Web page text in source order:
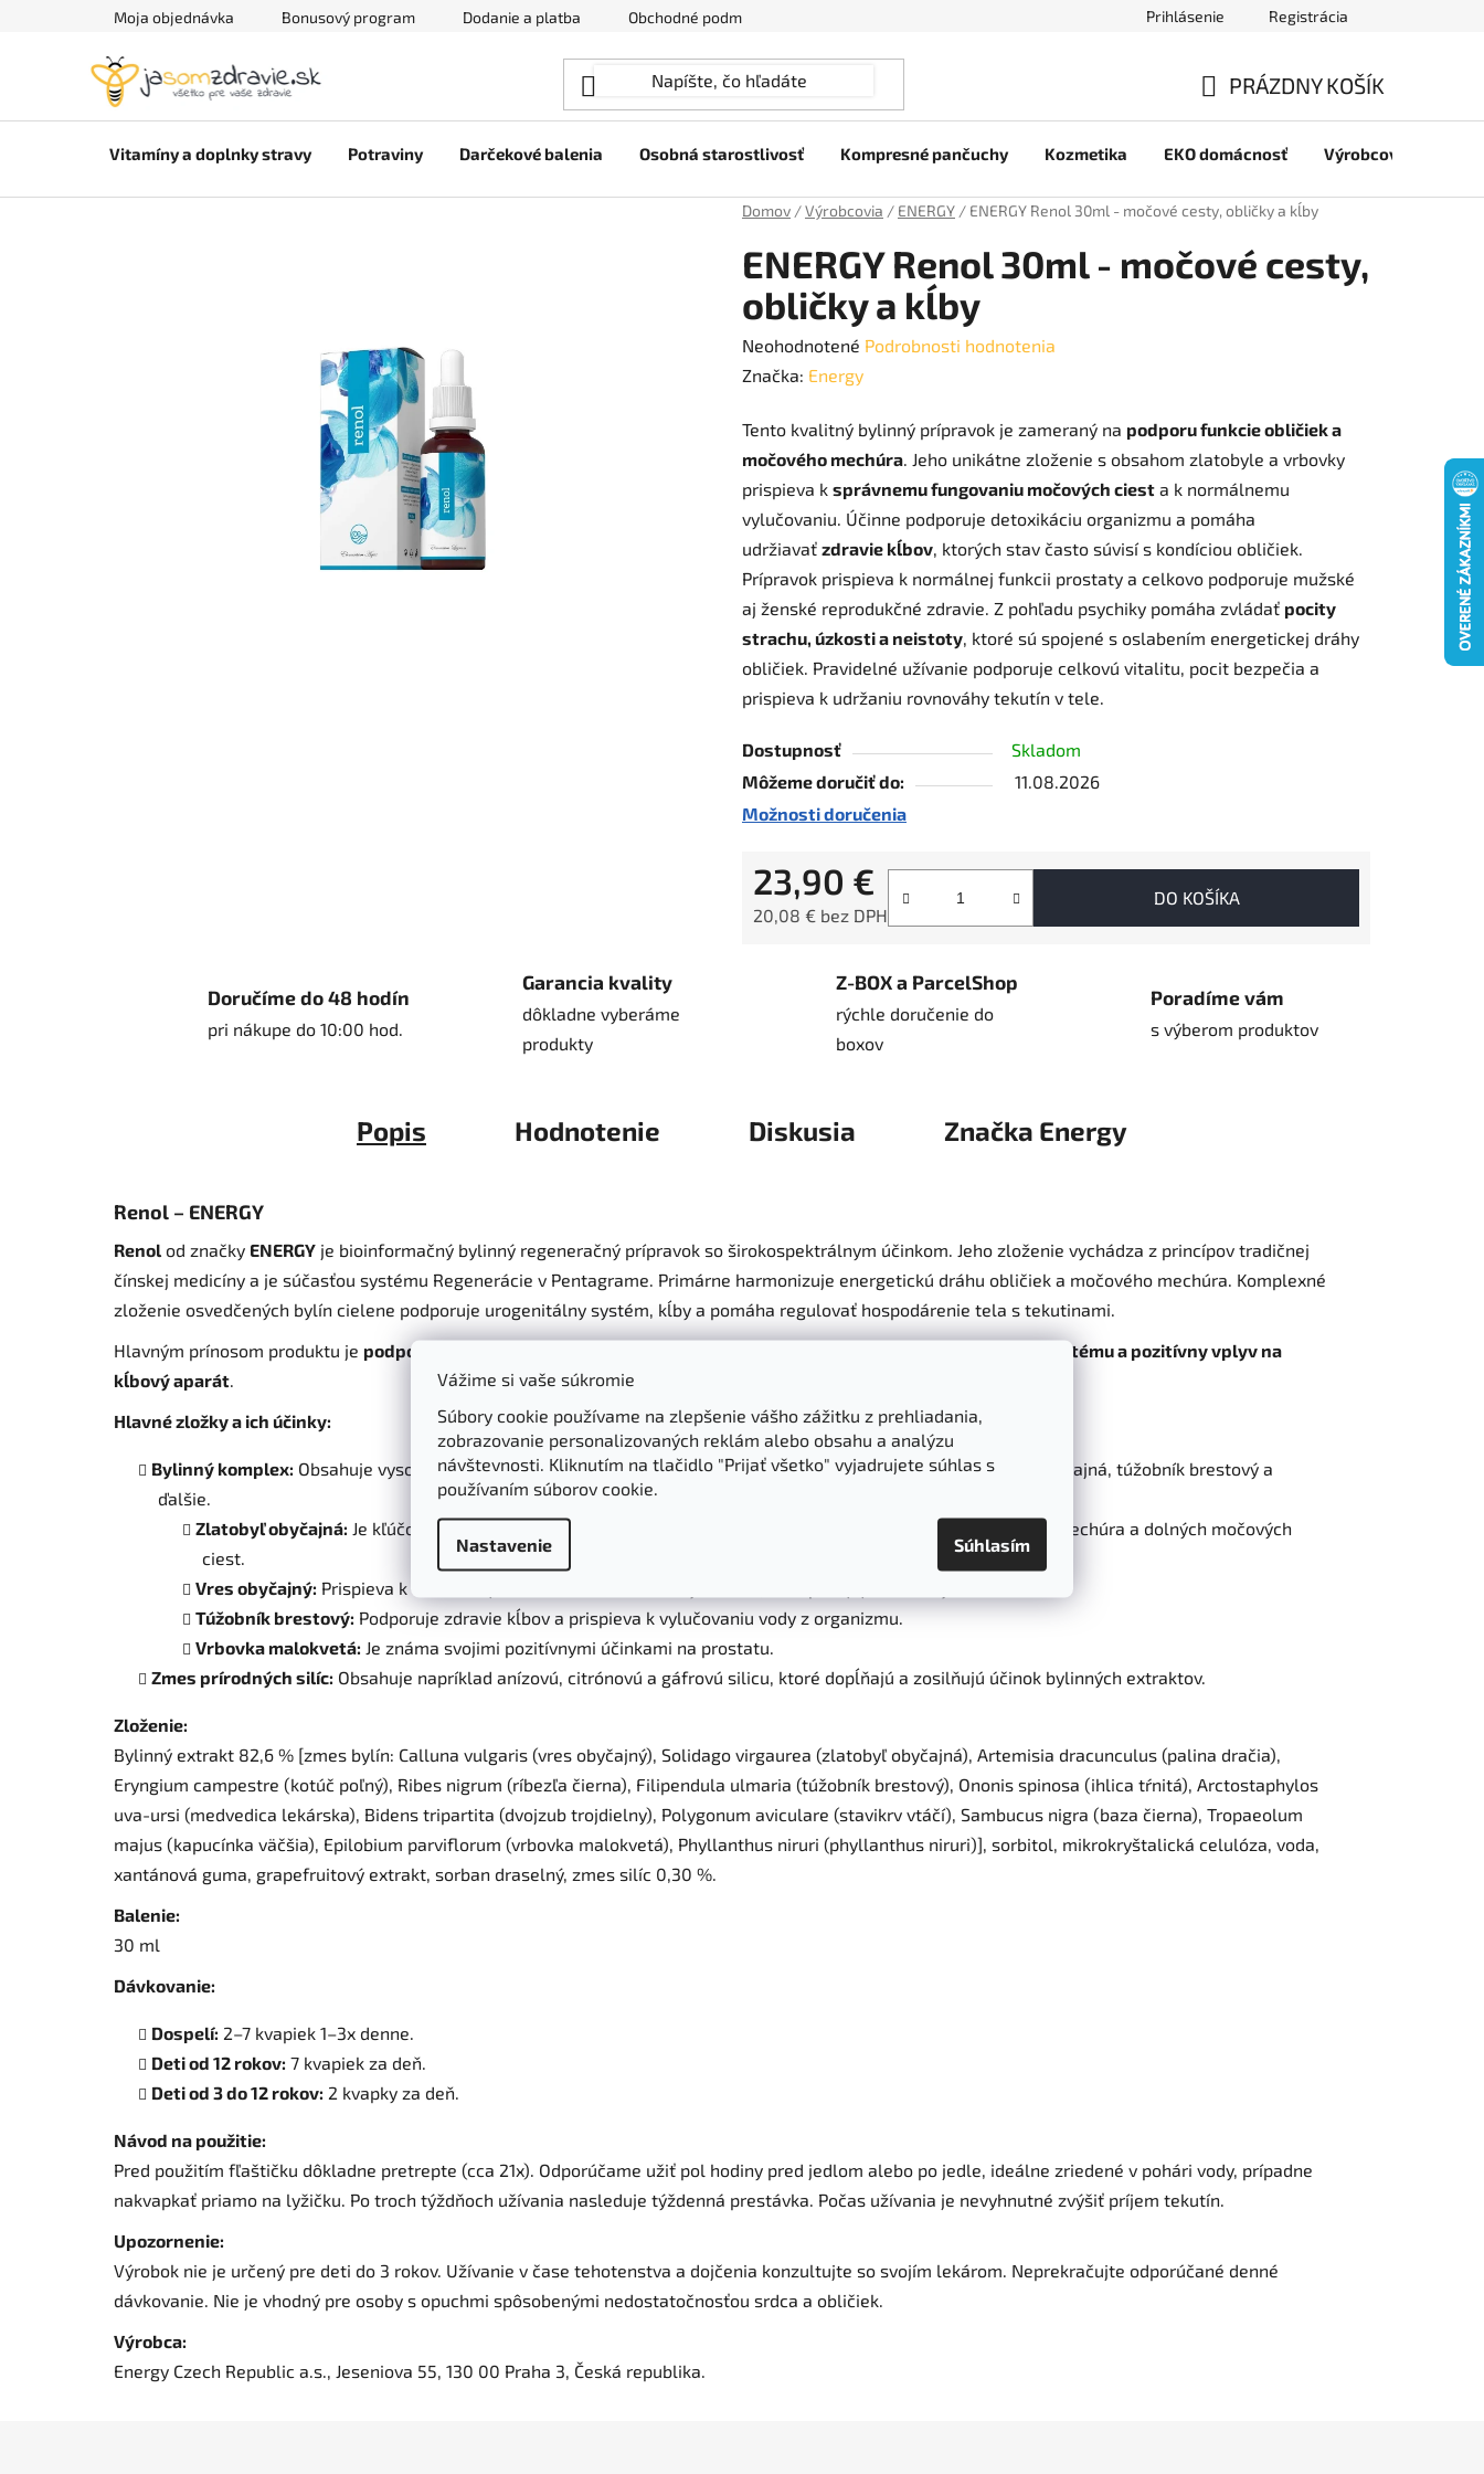
Vážime si vaše súkromie
Súbory cookie používame na zlepšenie vášho zážitku z prehliadania,
zobrazovanie personalizovaných reklám alebo obsahu a analýzu
návštevnosti. Kliknutím na tlačidlo "Prijať všetko" vyjadrujete súhlas s
používaním súborov cookie.
Nastavenie Súhlasím
Moja objednávka Bonusový program Dodanie a platba Obchodné podmienky Prihlásenie Registrácia
KOŠÍK
PRÁZDNY KOŠÍK
Vitamíny a doplnky stravy Potraviny Darčekové balenia Osobná starostlivosť Kompresné pančuchy Kozmetika EKO domácnosť Výrobcovia
Domov /Výrobcovia / ENERGY / ENERGY Renol 30ml - močové cesty, obličky a kĺby
ENERGY Renol 30ml - močové cesty,
obličky a kĺby
Priemerné
hodnotenie
je
0,0
z
5
hviezdičiek.
Neohodnotené Podrobnosti hodnotenia
Značka: Energy
Tento kvalitný bylinný prípravok je zameraný na podporu funkcie obličiek a
močového mechúra. Jeho unikátne zloženie s obsahom zlatobyle a vrbovky
prispieva k správnemu fungovaniu močových ciest a k normálnemu
vylučovaniu. Účinne podporuje detoxikáciu organizmu a pomáha
udržiavať zdravie kĺbov, ktorých stav často súvisí s kondíciou obličiek.
Prípravok prispieva k normálnej funkcii prostaty a celkovo podporuje mužské
aj ženské reprodukčné zdravie. Z pohľadu psychiky pomáha zvládať pocity
strachu, úzkosti a neistoty, ktoré sú spojené s oslabením energetickej dráhy
obličiek. Pravidelné užívanie podporuje celkovú vitalitu, pocit bezpečia a
prispieva k udržaniu rovnováhy tekutín v tele.
Dostupnosť
Skladom
Môžeme doručiť do:
11.08.2026
Možnosti doručenia
23,90 €
20,08 € bez DPH
DO KOŠÍKA
Doručíme do 48 hodín
pri nákupe do 10:00 hod.
Garancia kvality
dôkladne vyberáme
produkty
Z-BOX a ParcelShop
rýchle doručenie do
boxov
Poradíme vám
s výberom produktov
Popis Hodnotenie Diskusia Značka Energy
Renol – ENERGY
Renol od značky ENERGY je bioinformačný bylinný regeneračný prípravok so širokospektrálnym účinkom. Jeho zloženie vychádza z princípov tradičnej
čínskej medicíny a je súčasťou systému Regenerácie v Pentagrame. Primárne harmonizuje energetickú dráhu obličiek a močového mechúra. Komplexné
zloženie osvedčených bylín cielene podporuje urogenitálny systém, kĺby a pomáha regulovať hospodárenie tela s tekutinami.
Hlavným prínosom produktu je podpora správnej funkcie obličiek a močových ciest, harmonizácia urogenitálneho systému a pozitívny vplyv na
kĺbový aparát.
Hlavné zložky a ich účinky:
Bylinný komplex: Obsahuje vysoko koncentrované extrakty z bylín, ako sú ihlica tŕnitá, vres obyčajný, zlatobyľ obyčajná, túžobník brestový a
ďalšie.
Zlatobyľ obyčajná: Je kľúčovou bylinou pre zdravie močových ciest, podporuje normálnu funkciu močového mechúra a dolných močových
ciest.
Vres obyčajný: Prispieva k normálnej funkcii obličiek a močových ciest, má upokojujúce účinky.
Túžobník brestový: Podporuje zdravie kĺbov a prispieva k vylučovaniu vody z organizmu.
Vrbovka malokvetá: Je známa svojimi pozitívnymi účinkami na prostatu.
Zmes prírodných silíc: Obsahuje napríklad anízovú, citrónovú a gáfrovú silicu, ktoré dopĺňajú a zosilňujú účinok bylinných extraktov.
Zloženie:
Bylinný extrakt 82,6 % [zmes bylín: Calluna vulgaris (vres obyčajný), Solidago virgaurea (zlatobyľ obyčajná), Artemisia dracunculus (palina dračia),
Eryngium campestre (kotúč poľný), Ribes nigrum (ríbezľa čierna), Filipendula ulmaria (túžobník brestový), Ononis spinosa (ihlica tŕnitá), Arctostaphylos
uva-ursi (medvedica lekárska), Bidens tripartita (dvojzub trojdielny), Polygonum aviculare (stavikrv vtáčí), Sambucus nigra (baza čierna), Tropaeolum
majus (kapucínka väčšia), Epilobium parviflorum (vrbovka malokvetá), Phyllanthus niruri (phyllanthus niruri)], sorbitol, mikrokryštalická celulóza, voda,
xantánová guma, grapefruitový extrakt, sorban draselný, zmes silíc 0,30 %.
Balenie:
30 ml
Dávkovanie:
Dospelí: 2–7 kvapiek 1–3x denne.
Deti od 12 rokov: 7 kvapiek za deň.
Deti od 3 do 12 rokov: 2 kvapky za deň.
Návod na použitie:
Pred použitím fľaštičku dôkladne pretrepte (cca 21x). Odporúčame užiť pol hodiny pred jedlom alebo po jedle, ideálne zriedené v pohári vody, prípadne
nakvapkať priamo na lyžičku. Po troch týždňoch užívania nasleduje týždenná prestávka. Počas užívania je nevyhnutné zvýšiť príjem tekutín.
Upozornenie:
Výrobok nie je určený pre deti do 3 rokov. Užívanie v čase tehotenstva a dojčenia konzultujte so svojím lekárom. Neprekračujte odporúčané denné
dávkovanie. Nie je vhodný pre osoby s opuchmi spôsobenými nedostatočnosťou srdca a obličiek.
Výrobca:
Energy Czech Republic a.s., Jeseniova 55, 130 00 Praha 3, Česká republika.